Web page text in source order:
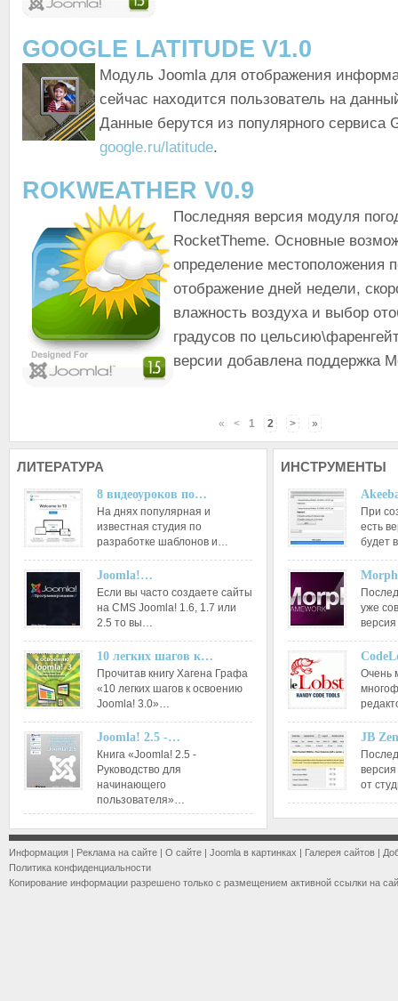
GOOGLE LATITUDE V1.0
Модуль Joomla для отображения
сейчас находится пользователь на
Данные берутся из популярного сервиса
google.ru/latitude.
ROKWEATHER V0.9
Последняя версия модуля
RocketTheme. Основные
определение местоположения
отображение дней недели,
влажность воздуха и выбор
градусов по
версии добавлена поддержка
« < 1 2 > »
ЛИТЕРАТУРА
8 видеоуроков по…
На днях популярная и
известная студия по
разработке шаблонов и…
Joomla!…
Если вы часто создаете сайты
на CMS Joomla! 1.6, 1.7 или
2.5 то вы…
10 легких шагов к…
Прочитав книгу Хагена Графа
«10 легких шагов к освоению
Joomla! 3.0»…
Joomla! 2.5 -…
Книга «Joomla! 2.5 -
Руководство для
начинающего
пользователя»…
ИНСТРУМЕНТЫ
При
есть
будет
уже
Очень
JB
от
Информация | Реклама на сайте | О сайте | Joomla в картинках | Галерея сайтов |
Политика конфиденциальности
Копирование информации разрешено только с размещением активной ссылки на